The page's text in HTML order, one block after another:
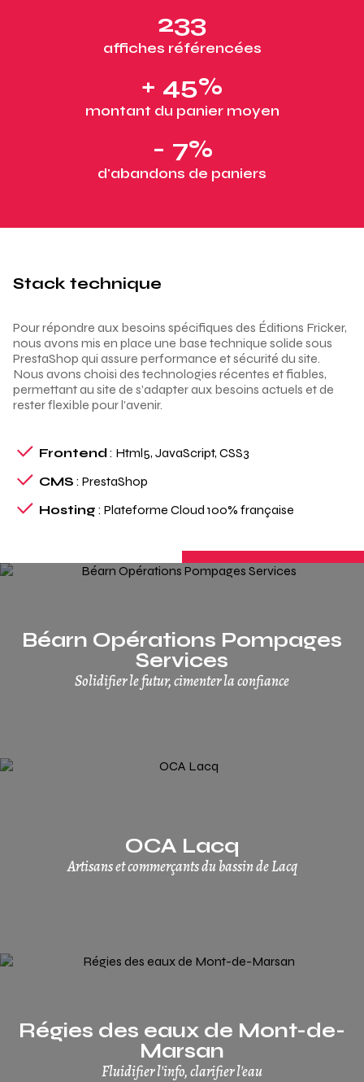
233
affiches référencées
+ 45%
montant du panier moyen
- 7%
d'abandons de paniers
Stack technique
Pour répondre aux besoins spécifiques des Éditions Fricker,
nous avons mis en place une base technique solide sous
PrestaShop qui assure performance et sécurité du site.
Nous avons choisi des technologies récentes et fiables,
permettant au site de s’adapter aux besoins actuels et de
rester flexible pour l’avenir.
Frontend: Html5, JavaScript, CSS3
CMS : PrestaShop
Hosting : Plateforme Cloud 100% française
Béarn Opérations Pompages
Services
Solidifier le futur, cimenter la confiance
OCA Lacq
Artisans et commerçants du bassin de Lacq
Régies des eaux de Mont-de-
Marsan
Fluidifier l'info, clarifier l'eau